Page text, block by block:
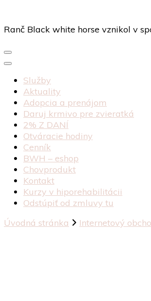
Ranč Black white horse vznikol v
Služby
Aktuality
Adopcia a prenájom
Daruj krmivo pre zvieratká
2% Z DANÍ
Otváracie hodiny
Cenník
BWH – eshop
Chovprodukt
Kontakt
Kurzy v hiporehabilitácii
Odstúpiť od zmluvy tu
Úvodná stránka
Internetový